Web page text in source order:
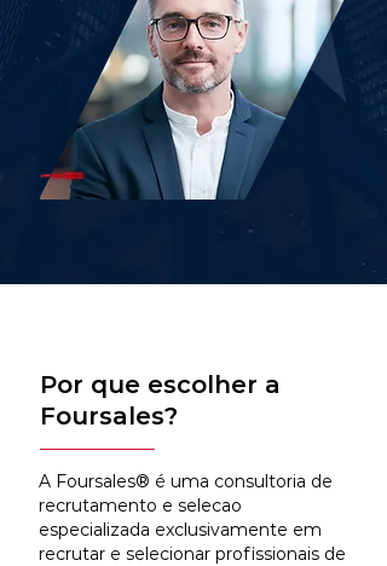
Por que escolher a
Foursales?
A Foursales® é uma consultoria de
recrutamento e selecao
especializada exclusivamente em
recrutar e selecionar profissionais de